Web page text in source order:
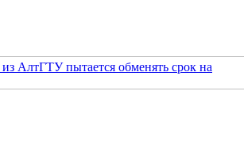
АлтГТУ пытается обменять срок на